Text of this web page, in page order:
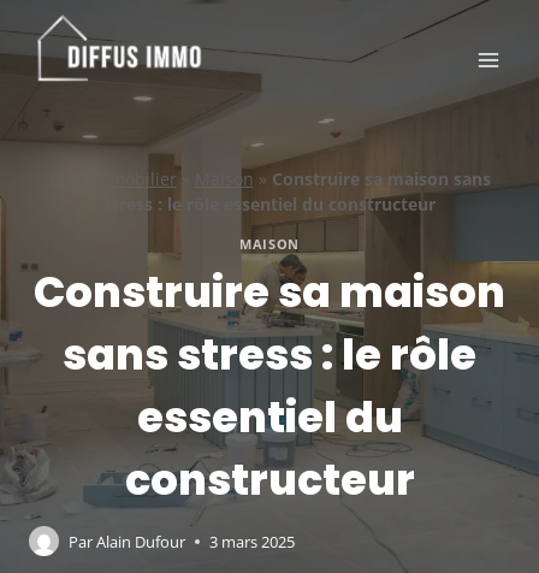
contenu
Blog immobilier» Maison » Construire sa maison sans
stress : le rôle essentiel du constructeur
MAISON
Construire sa maison
sans stress : le rôle
essentiel du
constructeur
ParAlain Dufour 3 mars 2025